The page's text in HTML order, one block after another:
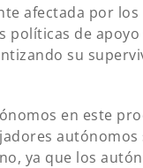
afectada por
de
su
en este
ya que los